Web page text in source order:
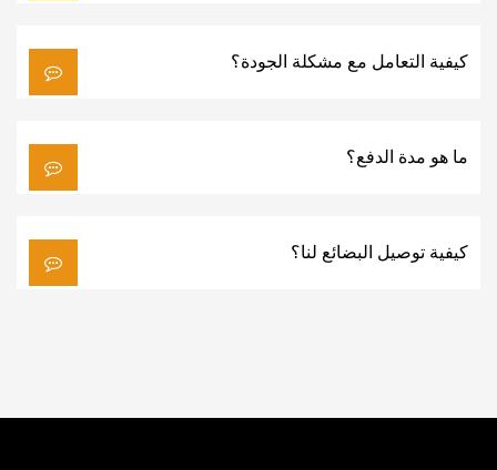
كيفية التعامل مع مشكلة الجودة؟
ما هو مدة الدفع؟
كيفية توصيل البضائع لنا؟